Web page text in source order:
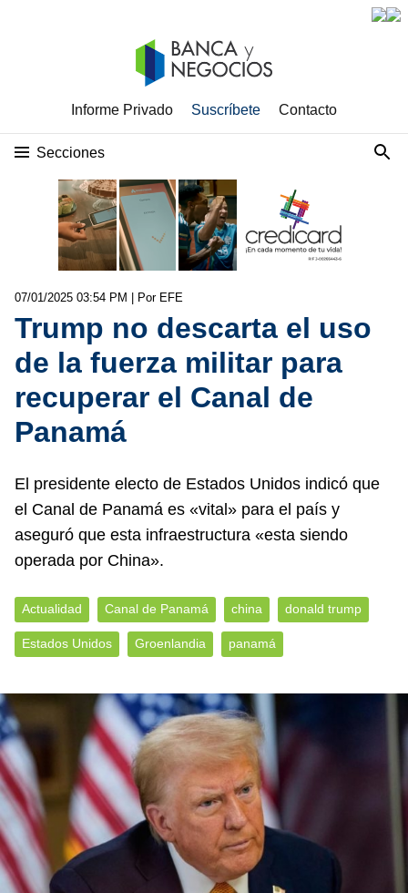
Informe Privado Suscríbete Contacto
Secciones
07/01/2025 03:54 PM | Por EFE
Trump no descarta el uso
de la fuerza militar para
recuperar el Canal de
Panamá
El presidente electo de Estados Unidos indicó que
el Canal de Panamá es «vital» para el país y
aseguró que esta infraestructura «esta siendo
operada por China».
Actualidad Canal de Panamá china donald trump
Estados Unidos Groenlandia panamá